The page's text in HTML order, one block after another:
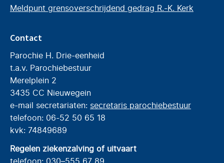
Meldpunt grensoverschrijdend gedrag R.-K. Kerk
Contact
Parochie H. Drie-eenheid
t.a.v. Parochiebestuur
Merelplein 2
3435 CC Nieuwegein
e-mail secretariaten: secretaris parochiebestuur
telefoon: 06-52 50 65 18
kvk: 74849689
Regelen ziekenzalving of uitvaart
telefoon: 030–555 67 89